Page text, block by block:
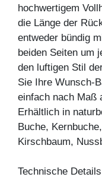
hochwertigem
die Länge der
entweder bündig
beiden Seiten um
den luftigen Stil
Sie Ihre Wunsch-
einfach nach Maß
Erhältlich in
Buche,
Kirschbaum,
Technische